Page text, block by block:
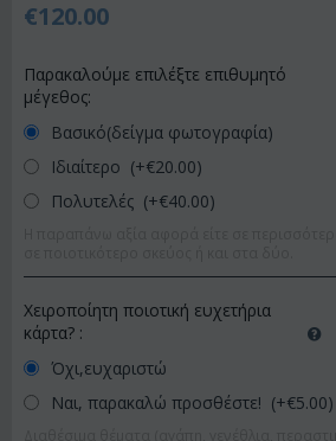
€120.00
Παρακαλούμε επιλέξτε επιθυμητό
μέγεθος:
Βασικό(δείγμα φωτογραφία)
Ιδιαίτερο (+€20.00)
Πολυτελές (+€40.00)
Χειροποίητη ποιοτική ευχετήρια
κάρτα? :
Όχι,ευχαριστώ
Ναι, παρακαλώ προσθέστε! (+€5.00)